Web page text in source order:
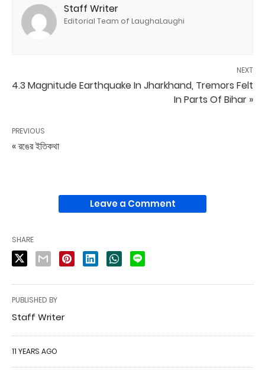
Staff Writer
Editorial Team of LaughaLaughi
NEXT
4.3 Magnitude Earthquake In Jharkhand, Tremors Felt
In Parts Of Bihar »
PREVIOUS
« রঙের ইতিকথা
Leave a Comment
SHARE
PUBLISHED BY
Staff Writer
11 YEARS AGO